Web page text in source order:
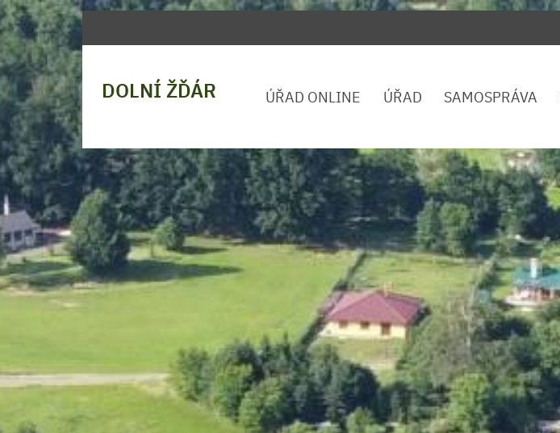
DOLNÍ ŽĎÁR ÚŘAD ONLINE ÚŘAD SAMOSPRÁVA